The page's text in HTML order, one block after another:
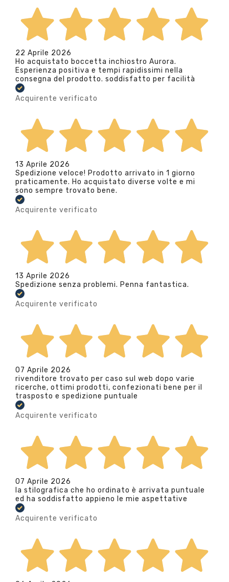
22 Aprile 2026
Ho acquistato boccetta inchiostro Aurora.
Esperienza positiva e tempi rapidissimi nella
consegna del prodotto. soddisfatto per facilità
Acquirente verificato
13 Aprile 2026
Spedizione veloce! Prodotto arrivato in 1 giorno
praticamente. Ho acquistato diverse volte e mi
sono sempre trovato bene.
Acquirente verificato
13 Aprile 2026
Spedizione senza problemi. Penna fantastica.
Acquirente verificato
07 Aprile 2026
rivenditore trovato per caso sul web dopo varie
ricerche, ottimi prodotti, confezionati bene per il
trasposto e spedizione puntuale
Acquirente verificato
07 Aprile 2026
la stilografica che ho ordinato è arrivata puntuale
ed ha soddisfatto appieno le mie aspettative
Acquirente verificato